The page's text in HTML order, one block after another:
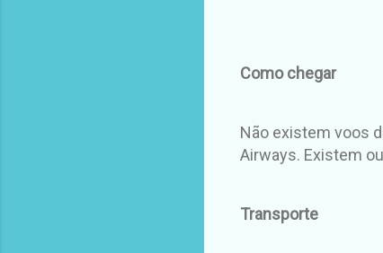
Como chegar
Não existem voos
Airways. Existem
Transporte